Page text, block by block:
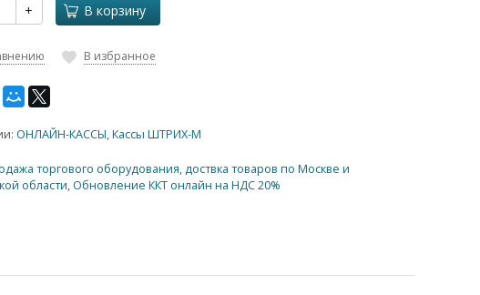
+ В корзину
В избранное
ОНЛАЙН-КАССЫ,Кассы ШТРИХ-М
торгового оборудования,доствка товаров по Москве и
области, Обновление ККТ онлайн на НДС 20%